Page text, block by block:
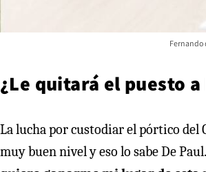
Fernando
¿Le quitará el puesto
La lucha por custodiar el pórtico del
muy buen nivel y eso lo sabe De